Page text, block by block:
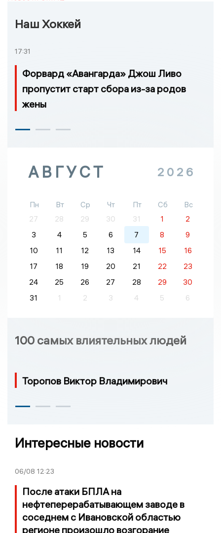
Наш Хоккей
17:31
Форвард «Авангарда» Джош Ливо
пропустит старт сбора из-за родов
жены
АВГУСТ 2026
Пн Вт Ср Чт Пт Сб
Вс
27
28 29 30 31 1
2
3
4 5 6 7 8
9
10
11 12 13 14 15
16
17
18 19 20 21 22
23
24
25 26 27 28 29
30
31
1 2 3 4 5 6
100 самых влиятельных людей
Торопов Виктор Владимирович
Интересные новости
06/08 12:23
После атаки БПЛА на
нефтеперерабатывающем заводе в
соседнем с Ивановской областью
регионе произошло возгорание